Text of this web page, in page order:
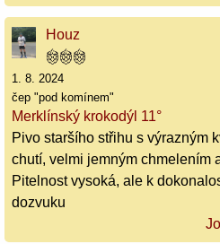
Houz
1. 8. 2024
čep "pod komínem"
Merklínský krokodýl 11°
Pivo staršího střihu s výrazným
chutí, velmi jemným chmelením
Pitelnost vysoká, ale k
dozvuku